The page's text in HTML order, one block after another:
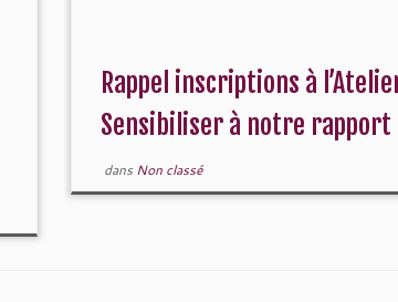
Rappel inscriptions à
Sensibiliser à notre rapport
dans Non classé